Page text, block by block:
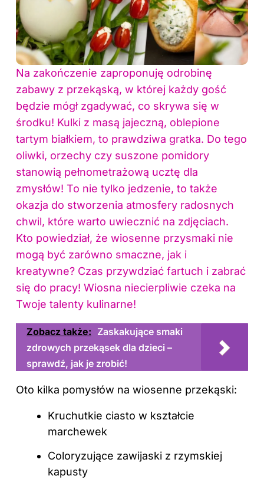
Na zakończenie zaproponuję odrobinę
zabawy z przekąską, w której każdy gość
będzie mógł zgadywać, co skrywa się w
środku! Kulki z masą jajeczną, oblepione
tartym białkiem, to prawdziwa gratka. Do tego
oliwki, orzechy czy suszone pomidory
stanowią pełnometrażową ucztę dla
zmysłów! To nie tylko jedzenie, to także
okazja do stworzenia atmosfery radosnych
chwil, które warto uwiecznić na zdjęciach.
Kto powiedział, że wiosenne przysmaki nie
mogą być zarówno smaczne, jak i
kreatywne? Czas przywdziać fartuch i zabrać
się do pracy! Wiosna niecierpliwie czeka na
Twoje talenty kulinarne!
Zobacz także: Zaskakujące smaki
zdrowych przekąsek dla dzieci –
sprawdź, jak je zrobić!
Oto kilka pomysłów na wiosenne przekąski:
Kruchutkie ciasto w kształcie
marchewek
Coloryzujące zawijaski z rzymskiej
kapusty